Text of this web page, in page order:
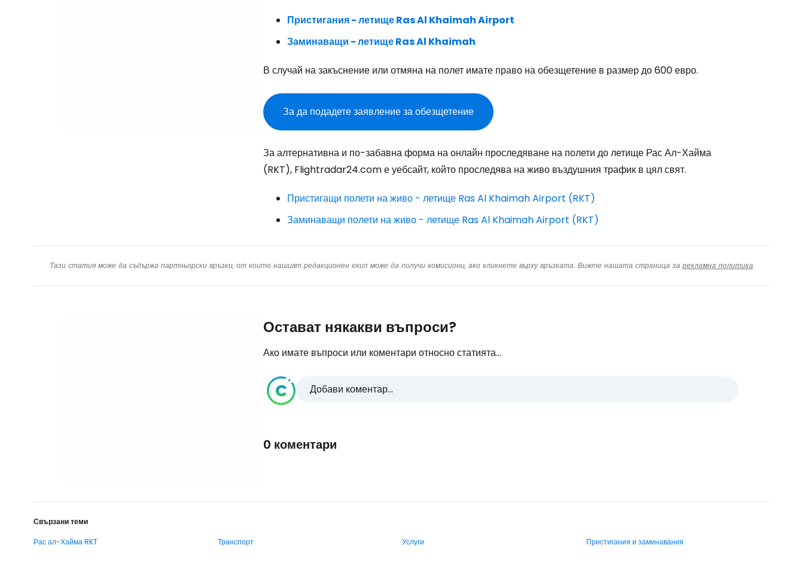
Пристигания - летище Ras Al Khaimah Airport
Заминаващи - летище Ras Al Khaimah
В случай на закъснение или отмяна на полет имате право на обезщетение в размер до 600 евро.
За да подадете заявление за обезщетение
За алтернативна и по-забавна форма на онлайн проследяване на полети до летище Рас Ал-Хайма
(RKT), Flightradar24.com е уебсайт, който проследява на живо въздушния трафик в цял свят.
Пристигащи полети на живо - летище Ras Al Khaimah Airport (RKT)
Заминаващи полети на живо - летище Ras Al Khaimah Airport (RKT)
Тази статия може да съдържа партньорски връзки, от които нашият редакционен екип може да получи комисиони, ако кликнете върху връзката. Вижте нашата страница за рекламна политика.
Остават някакви въпроси?
Ако имате въпроси или коментари относно статията...
Добави коментар...
0 коментари
Свързани теми
Рас ал-Хайма RKT
Транспорт Услуги Пристигания и заминавания
Продължете с Facebook